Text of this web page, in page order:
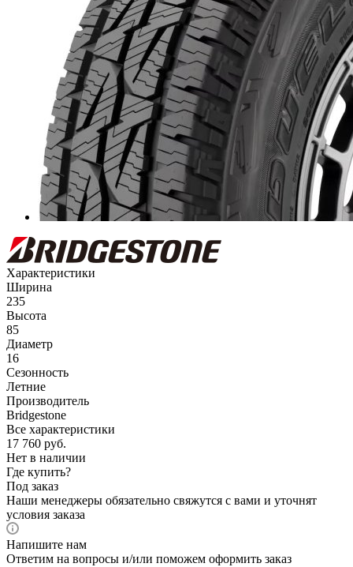
Характеристики
Ширина
235
Высота
85
Диаметр
16
Сезонность
Летние
Производитель
Bridgestone
Все характеристики
17 760 руб.
Нет в наличии
Где купить?
Под заказ
Наши менеджеры обязательно свяжутся с вами и уточнят
условия заказа
Напишите нам
Ответим на вопросы и/или поможем оформить заказ